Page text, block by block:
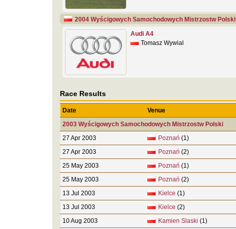
2004 Wyścigowych Samochodowych Mistrzostw Polski
Audi A4
Tomasz Wywial
Race Results
Date Venue
2003 Wyścigowych Samochodowych Mistrzostw Polski
27 Apr 2003
Poznań (1)
27 Apr 2003
Poznań (2)
25 May 2003
Poznań (1)
25 May 2003
Poznań (2)
13 Jul 2003
Kielce (1)
13 Jul 2003
Kielce (2)
10 Aug 2003
Kamien Slaski (1)